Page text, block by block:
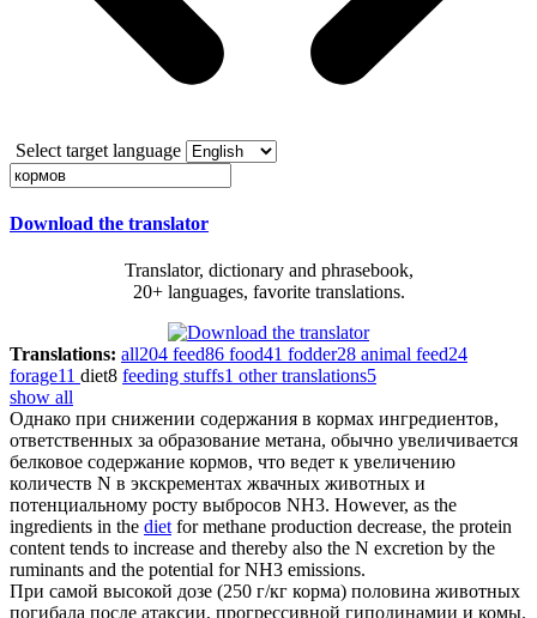
Select target language
Download the translator
Translator, dictionary and phrasebook,
20+ languages, favorite translations.
Translations: all204 feed86 food41 fodder28 animal feed24
forage11 diet8 feeding stuffs1 other translations5
show all
Однако при снижении содержания в кормах ингредиентов,
ответственных за образование метана, обычно увеличивается
белковое содержание кормов, что ведет к увеличению
количеств N в экскрементах жвачных животных и
потенциальному росту выбросов NH3. However, as the
ingredients in the dietfor methane production decrease, the protein
content tends to increase and thereby also the N excretion by the
ruminants and the potential for NH3 emissions.
При самой высокой дозе (250 г/кг корма) половина животных
погибала после атаксии, прогрессивной гиподинамии и комы.